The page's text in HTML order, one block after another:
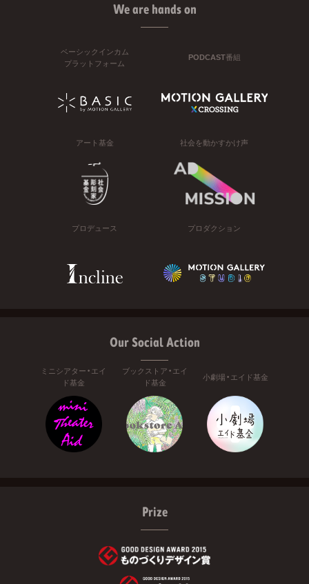
We are hands on
ベーシックインカム
プラットフォーム
PODCAST番組
アート基金 社会を動かすかけ声
プロデュース プロダクション
Our Social Action
ミニシアター・エイ
ド基金
ブックストア・エイ
ド基金
小劇場・エイド基金
Prize